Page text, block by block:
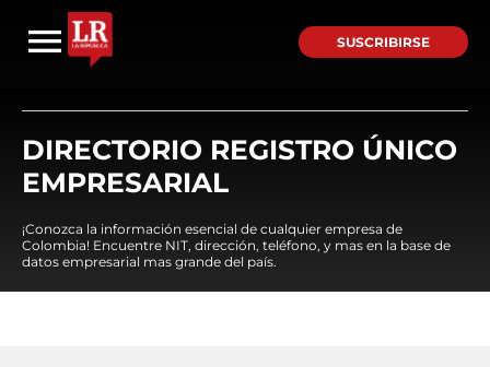
SUSCRIBIRSE
DIRECTORIO REGISTRO ÚNICO
EMPRESARIAL
¡Conozca la información esencial de cualquier empresa de
Colombia! Encuentre NIT, dirección, teléfono, y mas en la base de
datos empresarial mas grande del país.